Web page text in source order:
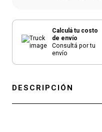
Calculá tu costo
de envío
Consultá por tu
envío
DESCRIPCIÓN